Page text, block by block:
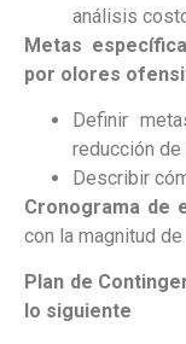
análisis
Metas
por olores
Definir
reducción
Describir
Cronograma de
con la magnitud
Plan de
lo siguiente